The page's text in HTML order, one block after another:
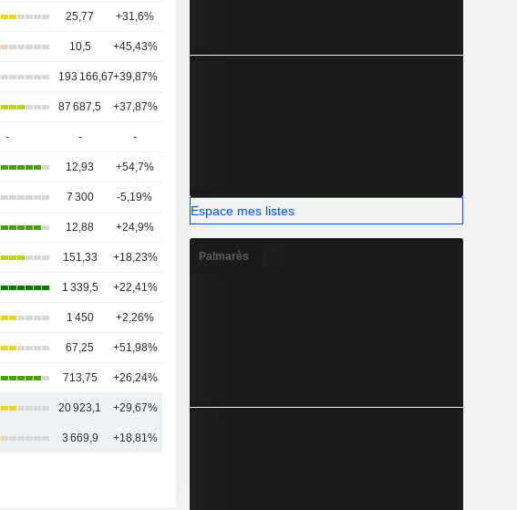
25,77 +31,6%
10,5 +45,43%
193 166,67+39,87%
87 687,5 +37,87%
- - -
12,93 +54,7%
7 300 -5,19% 4
12,88 +24,9% 6
151,33 +18,23%
1 339,5 +22,41%
1 450 +2,26%
67,25 +51,98%
713,75 +26,24%
20 923,1 +29,67% 7
3 669,9 +18,81%
Espace mes listes
Palmarès